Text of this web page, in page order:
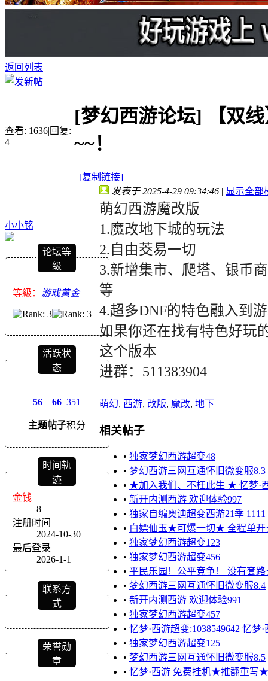
返回列表
查看: 1636|回复:
4
[梦幻西游论坛]
【双
~~！
[复制链接]
小小铭
论坛等
级
等級： 游戏黄金
活跃状
态
56
主题
66
帖子
351
积分
时间轨
迹
金钱
8
注册时间
2024-10-30
最后登录
2026-1-1
联系方
式
荣誉勋
章
发表于 2025-4-29 09:34:46 | 显示全部
萌幻西游魔改版
1.魔改地下城的玩法
2.自由茭易一切
3.新增集市、爬塔、银币
等
4.超多DNF的特色融入到
如果你还在找有特色好玩
这个版本
进群： 511383904
萌幻, 西游, 改版, 魔改, 地下
相关帖子
• 独家梦幻西游超变48
• 梦幻西游三网互通怀旧微变服8.3
• ★加入我们、不枉此生 ★ 忆梦·
• 新开内测西游 欢迎体验997
• 独家自编奥迪超变西游21季 1111
• 白嫖仙玉★可爆一切★ 全程单
• 独家梦幻西游超变123
• 独家梦幻西游超变456
• 平民乐园！公平竞争！ 没有套
• 梦幻西游三网互通怀旧微变服8.4
• 新开内测西游 欢迎体验991
• 独家梦幻西游超变457
• 忆梦·西游超变:1038549642 忆梦
• 独家梦幻西游超变125
• 梦幻西游三网互通怀旧微变服8.5
• 忆梦·西游 免费挂机★推翻重